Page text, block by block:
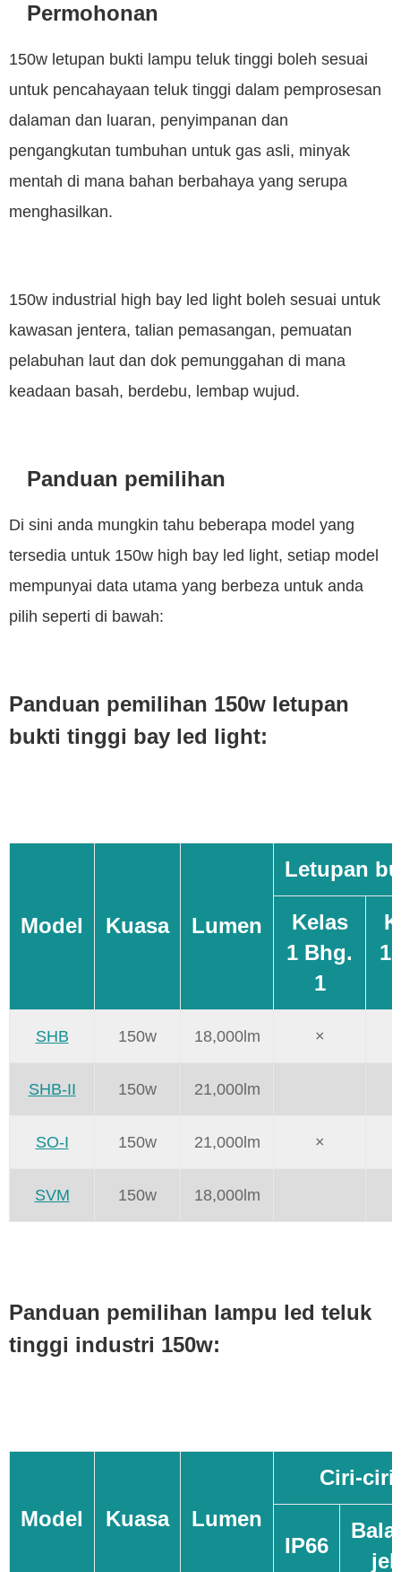
Permohonan
150w letupan bukti lampu teluk tinggi boleh sesuai
untuk pencahayaan teluk tinggi dalam pemprosesan
dalaman dan luaran, penyimpanan dan
pengangkutan tumbuhan untuk gas asli, minyak
mentah di mana bahan berbahaya yang serupa
menghasilkan.
150w industrial high bay led light boleh sesuai untuk
kawasan jentera, talian pemasangan, pemuatan
pelabuhan laut dan dok pemunggahan di mana
keadaan basah, berdebu, lembap wujud.
Panduan pemilihan
Di sini anda mungkin tahu beberapa model yang
tersedia untuk 150w high bay led light, setiap model
mempunyai data utama yang berbeza untuk anda
pilih seperti di bawah:
Panduan pemilihan 150w letupan
bukti tinggi bay led light:
Model Kuasa Lumen
Letupan
Kelas
1 Bhg.
1
1
SHB 150w 18,000lm ×
SHB-II 150w 21,000lm
SO-I 150w 21,000lm ×
SVM 150w 18,000lm
Panduan pemilihan lampu led teluk
tinggi industri 150w:
Model Kuasa Lumen
Ciri-ciri
IP66
jeli